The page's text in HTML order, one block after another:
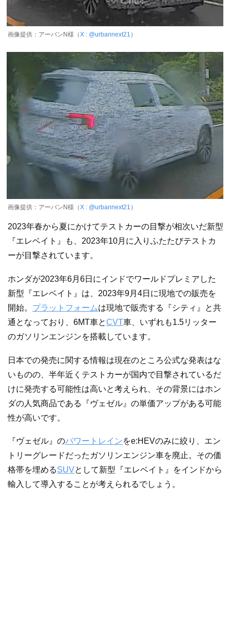
画像提供：アーバンN様（X : @urbannext21 ）
画像提供：アーバンN様（X : @urbannext21 ）
2023年春から夏にかけてテストカーの目撃が相次いだ新型
『エレベイト』も、2023年10月に入りふたたびテストカ
ーが目撃されています。
ホンダが2023年6月6日にインドでワールドプレミアした
新型『エレベイト』は、2023年9月4日に現地での販売を
開始。 プラットフォームは現地で販売する『シティ』と共
通となっており、6MT車とCVT車、いずれも1.5リッター
のガソリンエンジンを搭載しています。
日本での発売に関する情報は現在のところ公式な発表はな
いものの、半年近くテストカーが国内で目撃されているだ
けに発売する可能性は高いと考えられ、その背景にはホン
ダの人気商品である『ヴェゼル』の単価アップがある可能
性が高いです。
『ヴェゼル』のパワートレインをe:HEVのみに絞り、エン
トリーグレードだったガソリンエンジン車を廃止。その価
格帯を埋めるSUVとして新型『エレベイト』をインドから
輸入して導入することが考えられるでしょう。